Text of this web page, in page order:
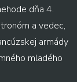
dňa 4.
a vedec,
armády
mladého